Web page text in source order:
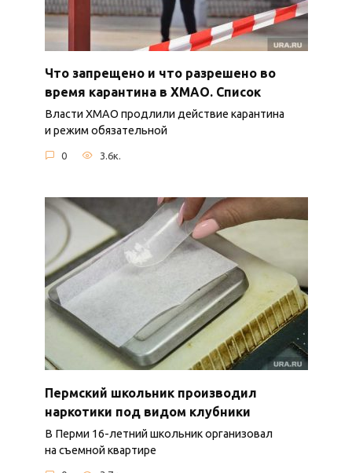
Что запрещено и что разрешено во
время карантина в ХМАО. Список
Власти ХМАО продлили действие карантина
и режим обязательной
0 3.6к.
Пермский школьник производил
наркотики под видом клубники
В Перми 16-летний школьник организовал
на съемной квартире